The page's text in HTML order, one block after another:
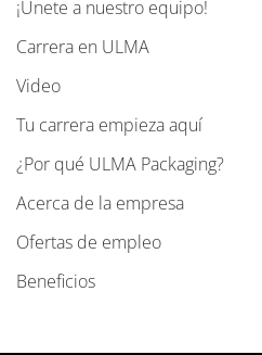
N
a
e
g
c
i
ó
¡Únete a nuestro equipo!
Carrera en ULMA
Video
Tu carrera empieza aquí
¿Por qué ULMA Packaging?
Acerca de la empresa
Ofertas de empleo
Beneficios